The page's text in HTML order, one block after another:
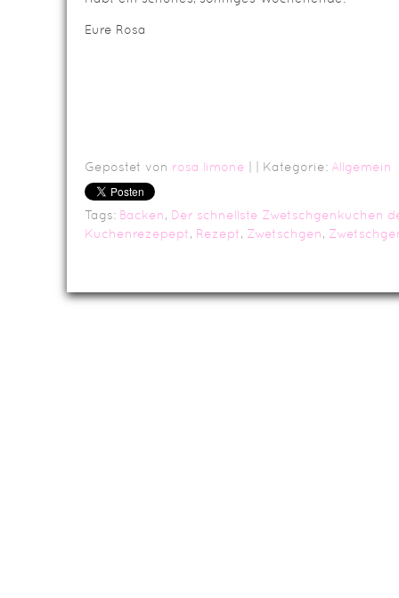
Eure Rosa
Gepostet von rosa limone | Kategorie: Allgemein
Tags: Backen, Der schnellste Zwetschgenkuchen
Kuchenrezepept, Rezept, Zwetschgen,